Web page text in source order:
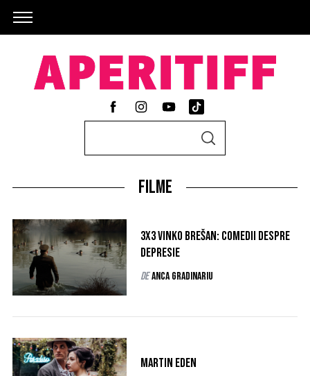
r
h
f
r
S
H
Filme
3X3 Vinko Brešan: comedii despre
depresie
de Anca Gradinariu
Martin Eden